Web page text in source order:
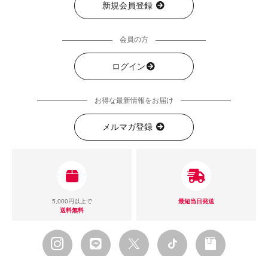
新規会員登録
会員の方
ログイン
お得な最新情報をお届け
メルマガ登録
5,000円以上で
送料無料
最短当日発送